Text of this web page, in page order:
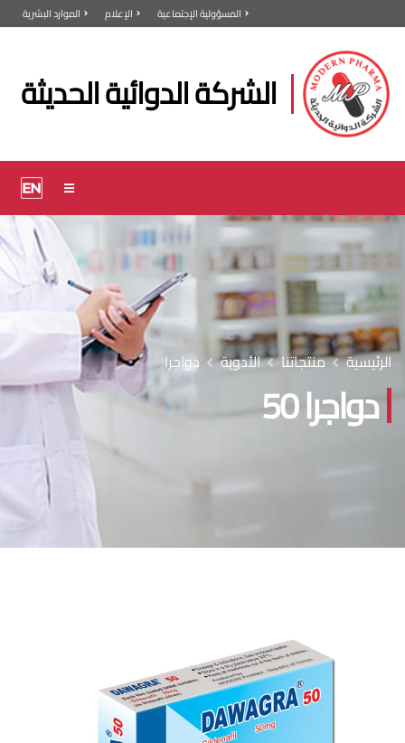
المسؤولية الإجتماعية الإعلام الموارد البشرية
الشركة الدوائية الحديثة
دواجرا 50
الرئيسية منتجاتنا الأدوية دواجرا